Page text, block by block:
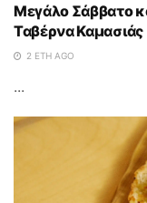
Μεγάλο Σάββατο
Ταβέρνα Καμασιάς
2 ΈΤΗ AGO
...